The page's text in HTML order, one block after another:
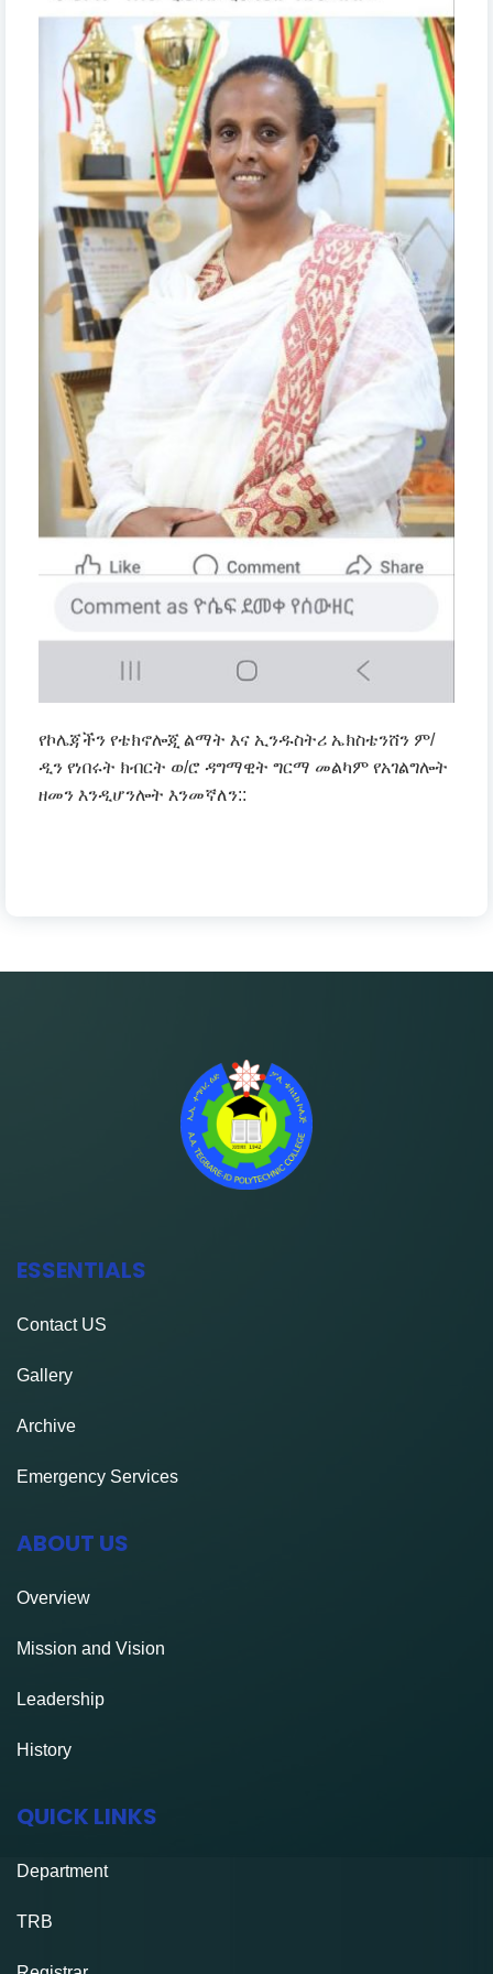
የኮሌጃችን የቴክኖሎጂ ልማት እና ኢንዱስትሪ ኤክስቴንሸን ም/
ዲን የነበሩት ክብርት ወ/ሮ ዳግማዊት ግርማ መልካም የአገልግሎት
ዘመን እንዲሆንሎት እንመኛለን::
ESSENTIALS
ContactUS
Gallery
Archive
Emergency Services
ABOUT US
Overview
Mission and Vision
Leadership
History
QUICK LINKS
Department
TRB